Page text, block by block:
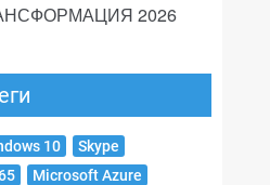
2026
10
Skype
Microsoft Azure